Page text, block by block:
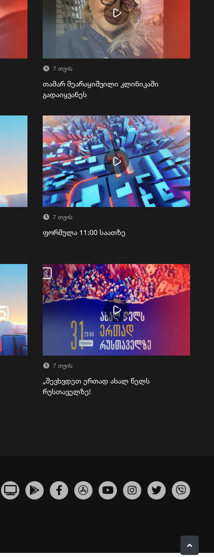
7 თვის
თამარ მეარაყიშვილი კლინიკაში
გადაიყვანეს
7 თვის
ფორმულა 11:00 საათზე
7 თვის
„შევხვდეთ ერთად ახალ წელს
რუსთაველზე!